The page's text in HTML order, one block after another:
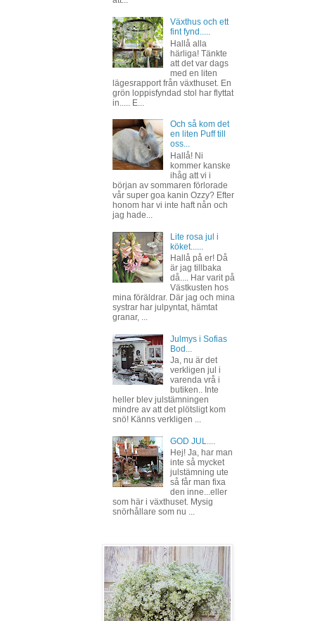
Växthus och ett
fint fynd.....
Hallå alla
härliga! Tänkte
att det var dags
med en liten
lägesrapport från växthuset. En
grön loppisfyndad stol har flyttat
in..... E...
Och så kom det
en liten Puff till
oss...
Hallå! Ni
kommer kanske
ihåg att vi i
början av sommaren förlorade
vår super goa kanin Ozzy? Efter
honom har vi inte haft nån och
jag hade...
Lite rosa jul i
köket......
Hallå på er! Då
är jag tillbaka
då.... Har varit på
Västkusten hos
mina föräldrar. Där jag och mina
systrar har julpyntat, hämtat
granar, ...
Julmys i Sofias
Bod...
Ja, nu är det
verkligen jul i
varenda vrå i
butiken.. Inte
heller blev julstämningen
mindre av att det plötsligt kom
snö! Känns verkligen ...
GOD JUL....
Hej! Ja, har man
inte så mycket
julstämning ute
så får man fixa
den inne...eller
som här i växthuset. Mysig
snörhållare som nu ...